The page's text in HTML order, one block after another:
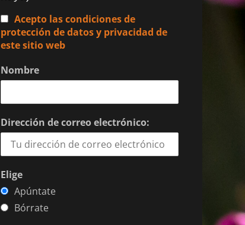
Acepto las condiciones de
protección de datos y privacidad de
este sitio web
Nombre
Dirección de correo electrónico:
Elige
Apúntate
Bórrate